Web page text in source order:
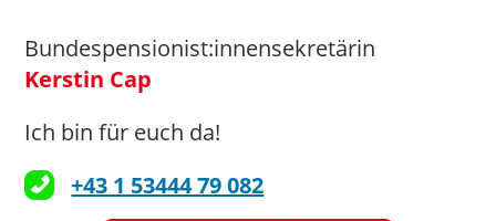
Bundespensionist:innensekretärin
Kerstin Cap
Ich bin für euch da!
+43 1 53444 79 082